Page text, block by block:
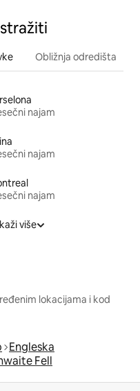
Obližnja odredišta
najam
najam
najam
više
lokacijama i kod
Engleska
Fell